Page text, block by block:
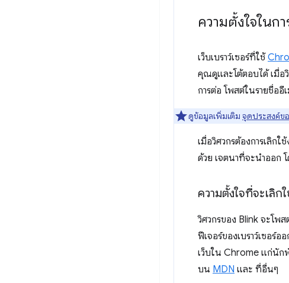
ความตั้งใจในก
เว็บเบราว์เซอร์ที่ใช้
คุณดูและโต้ตอบได้ เมื่อ
การต่อ โพสต์ในรายชื่ออี
ดูข้อมูลเพิ่มเติม จุดประสงค์ข
เมื่อวิศวกรต้องการเลิก
ด้วย เจตนาที่จะนำออก
ความตั้งใจที่จะเลิก
วิศวกรของ Blink จะโพ
ฟีเจอร์ของเบราว์เซอร์
เว็บใน Chrome แก่นั
บน MDN และ ที่อื่นๆ